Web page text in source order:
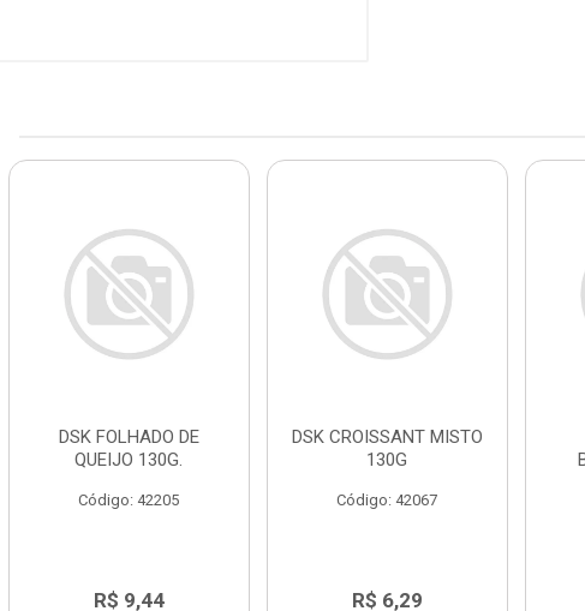
DSK FOLHADO DE
QUEIJO 130G.
Código: 42205
R$ 9,44
DSK CROISSANT MISTO
130G
Código: 42067
R$ 6,29